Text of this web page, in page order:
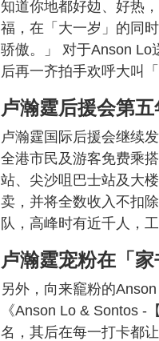
知道你地都好攰、好热
福，在「大一岁」的同
骄傲。」 对于Anson Lo
后再一齐拍手欢呼大叫
卢瀚霆后援会第
卢瀚霆国际后援会继续
全港市民及游客免费乘
站、尖沙咀巴士站及大
卖，并将全数收入不扣
队，高峰时有近千人，
卢瀚霆宠粉在「
另外，向来竉粉的
《Anson Lo & Sontos
名，其后在每一打卡都